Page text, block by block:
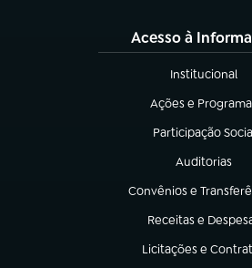
Acesso à
Institucional
(abre em nova
Ações e
(abre em nova
Participação
(abre em nova
Auditorias
(abre em nova
Convênios e
(abre em nova aba)
Receitas e
(abre em nova aba)
Licitações e
(abre em nova aba)